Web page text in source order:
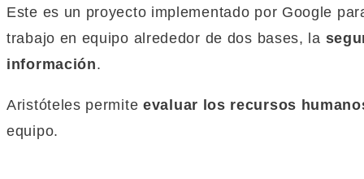
Este es un proyecto implementado por Google
trabajo en equipo alrededor de dos bases, la
información.
Aristóteles permite evaluar los recursos
equipo.